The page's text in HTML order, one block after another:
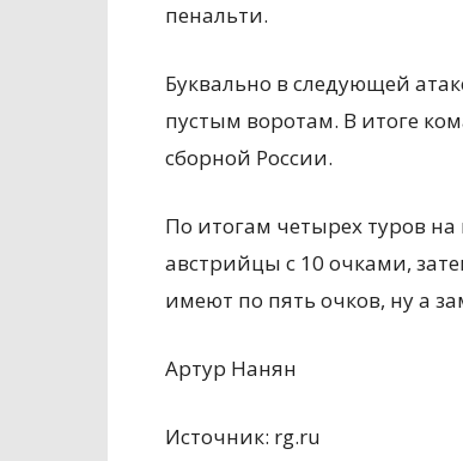
пенальти.
Буквально в следующей
пустым воротам. В итоге
сборной России.
По итогам четырех туров
австрийцы с 10 очками,
имеют по пять очков, ну а
Артур Нанян
Источник: rg.ru